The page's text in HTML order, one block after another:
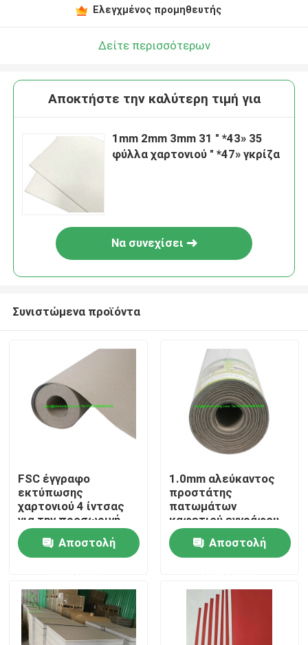
Σπίτι
Προϊόντα
Περίπου εμείς
Ελεγχμένος προμηθευτής
Δείτε περισσότερων
Αποκτήστε την καλύτερη τιμή για
1mm 2mm 3mm 31 " *43» 35
φύλλα χαρτονιού " *47» γκρίζα
Να συνεχίσει
Συνιστώμενα προϊόντα
FSC έγγραφο
εκτύπωσης
χαρτονιού 4 ίντσας
για την προσωρινή
προστασία πορτών
Αποστολή
1.0mm αλεύκαντος
προστάτης
πατωμάτων
καφετιού εγγράφου
προσωρινός
Αποστολή